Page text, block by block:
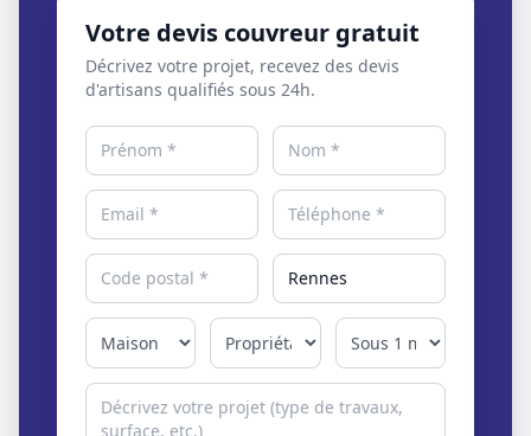
Votre devis couvreur gratuit
Décrivez votre projet, recevez des devis
d'artisans qualifiés sous 24h.